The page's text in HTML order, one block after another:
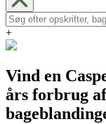
+
Vind en
års forbrug